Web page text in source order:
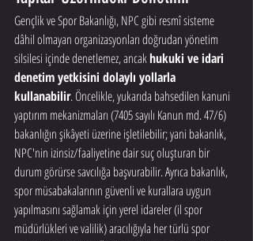
Gençlik ve Spor Bakanlığı, NPC gibi resmî sisteme
dâhil olmayan organizasyonları doğrudan yönetim
silsilesi içinde denetlemez, ancak hukuki ve idari
denetim yetkisini dolaylı yollarla
kullanabilir. Öncelikle, yukarıda bahsedilen kanuni
yaptırım mekanizmaları (7405 sayılı Kanun md. 47/6)
bakanlığın şikâyeti üzerine işletilebilir; yani bakanlık,
NPC'nin izinsiz/faaliyetine dair suç oluşturan bir
durum görürse savcılığa başvurabilir. Ayrıca bakanlık,
spor müsabakalarının güvenli ve kurallara uygun
yapılmasını sağlamak için yerel idareler (il spor
müdürlükleri ve valilik) aracılığıyla her türlü spor